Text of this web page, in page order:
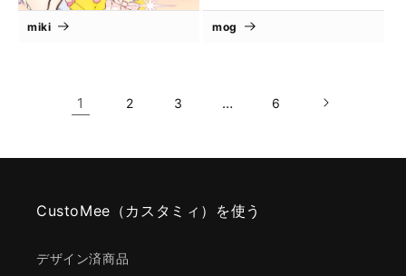
miki mog
1 2 3 … 6
CustoMee（カスタミィ）を使う
デザイン済商品